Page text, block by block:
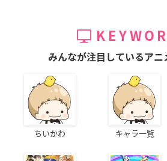
みんなが注目しているアニ
ちいかわ キャラ一覧